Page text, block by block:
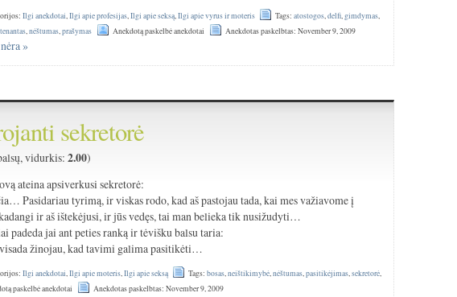
Ilgi anekdotai,Ilgi apie profesijas,Ilgi apie seksą,Ilgi apie vyrus ir moteris Tags:atostogos,delfi,gimdymas,
,nėštumas,prašymas Anekdotą paskelbė anekdotai Anekdotas paskelbtas: November 9, 2009
»
sekretorė
vidurkis:2.00)
ateina apsiverkusi sekretorė:
Pasidariau tyrimą, ir viskas rodo, kad aš pastojau tada, kai mes važiavome į
ir aš ištekėjusi, ir jūs vedęs, tai man belieka tik nusižudyti…
padeda jai ant peties ranką ir tėvišku balsu taria:
žinojau, kad tavimi galima pasitikėti…
Ilgi anekdotai,Ilgi apie moteris,Ilgi apie seksą Tags:bosas,neištikimybė,nėštumas,pasitikėjimas,sekretorė,
paskelbė anekdotai Anekdotas paskelbtas: November 9, 2009